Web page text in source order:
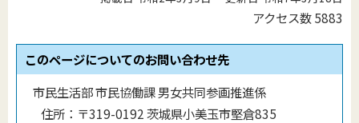
アクセス数5883
このページについてのお問い合わせ先
市民生活部 市民協働課 男女共同参画推進係
住所： 〒319-0192 茨城県小美玉市堅倉835